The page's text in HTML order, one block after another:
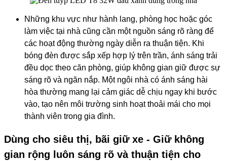
Những khu vực như hành lang, phòng học hoặc góc
làm việc tại nhà cũng cần một nguồn sáng rõ ràng để
các hoạt động thường ngày diễn ra thuận tiện. Khi
bóng đèn được sắp xếp hợp lý trên trần, ánh sáng trải
đều dọc theo căn phòng, giúp không gian giữ được sự
sáng rõ và ngăn nắp. Một ngôi nhà có ánh sáng hài
hòa thường mang lại cảm giác dễ chịu ngay khi bước
vào, tạo nên môi trường sinh hoạt thoải mái cho mọi
thành viên trong gia đình.
Dùng cho siêu thị, bãi giữ xe - Giữ không
gian rộng luôn sáng rõ và thuận tiện cho